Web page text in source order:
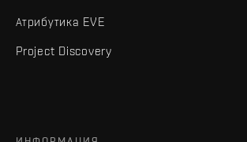
Атрибутика EVE
Project Discovery